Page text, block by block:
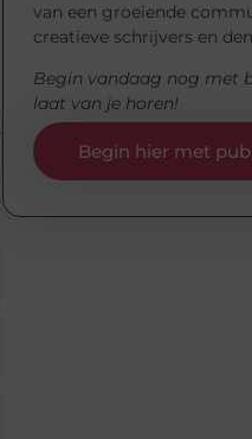
van een groeiende
creatieve schrijvers en
Begin vandaag nog met
laat van je horen!
Begin hier met